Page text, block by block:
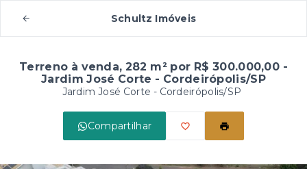
Schultz Imóveis
Terreno à venda, 282 m² por R$ 300.000,00 -
Jardim José Corte - Cordeirópolis/SP
Jardim José Corte - Cordeirópolis/SP
Compartilhar